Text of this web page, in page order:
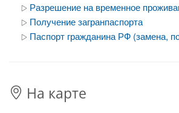
Разрешение на временное
Получение загранпаспорта
Паспорт гражданина РФ (замена,
На карте